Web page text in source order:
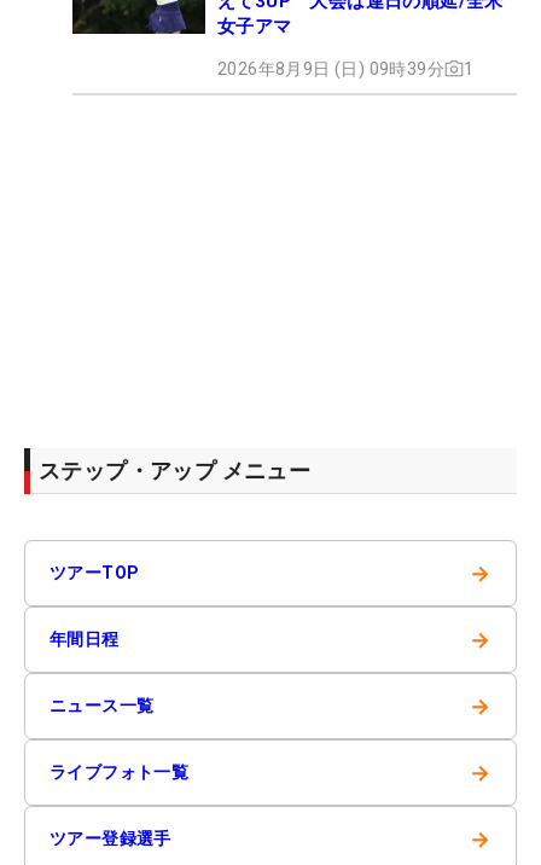
女子アマ
2026年8月9日 (日) 09時39分 1
ステップ・アップ メニュー
ツアーTOP →
年間日程 →
ニュース一覧 →
ライブフォト一覧 →
ツアー登録選手 →